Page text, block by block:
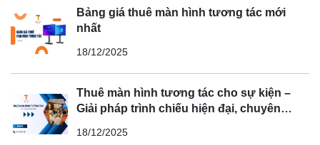
Bảng giá thuê màn hình tương tác mới
nhất
18/12/2025
Thuê màn hình tương tác cho sự kiện –
Giải pháp trình chiếu hiện đại, chuyên
18/12/2025